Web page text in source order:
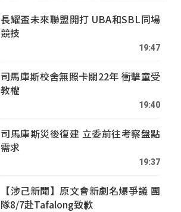
長耀盃未來聯盟開打 UBA和SBL同場
競技
19:47
司馬庫斯校舍無照卡關22年 衝擊童受
教權
19:40
司馬庫斯災後復建 立委前往考察盤點
需求
19:37
【涉己新聞】原文會新劇名爆爭議 團
隊8/7赴Tafalong致歉